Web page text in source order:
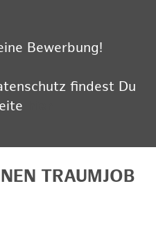
Bewerbung!
findest Du
TRAUMJOB